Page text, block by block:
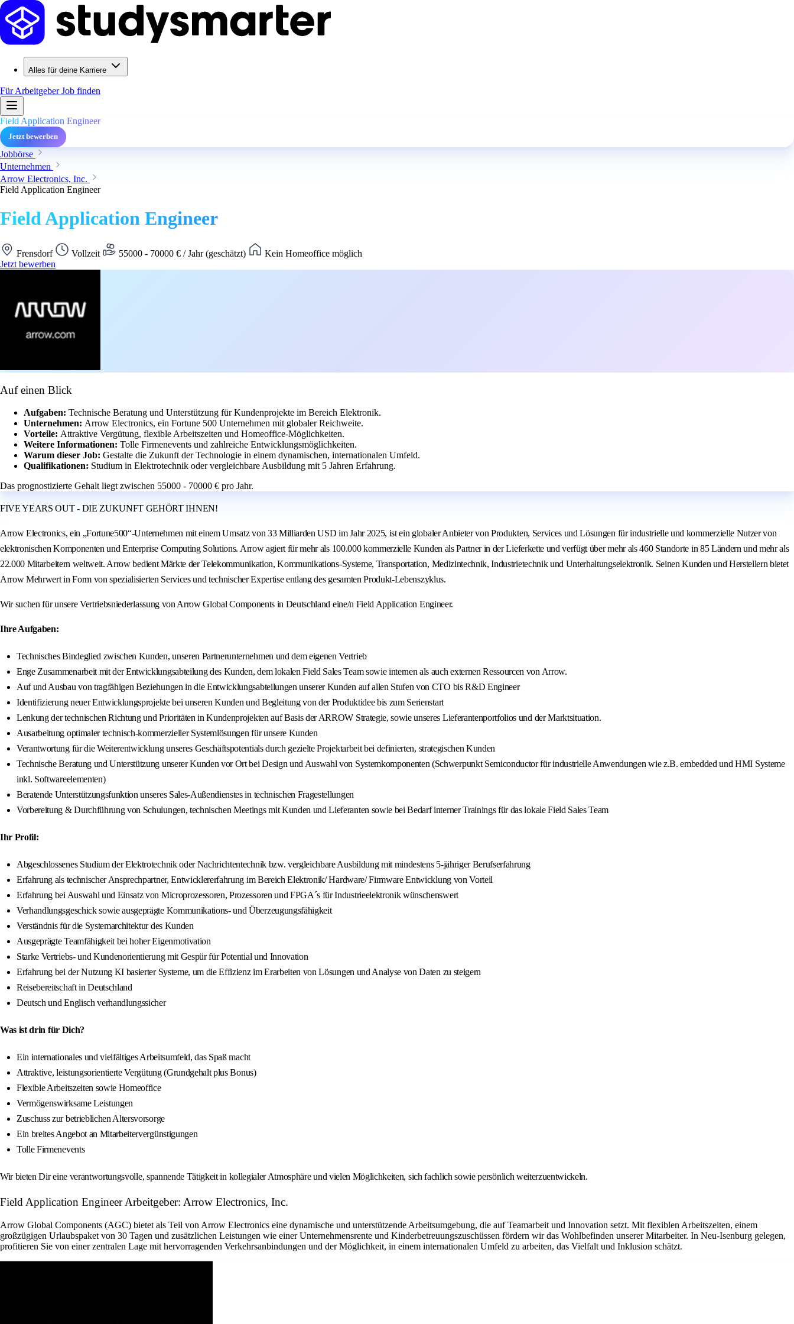
Alles für deine Karriere
Für ArbeitgeberJob finden
Field Application Engineer
Jetzt bewerben
Jobbörse
Unternehmen
Arrow Electronics, Inc.
Field Application Engineer
Field Application Engineer
Frensdorf Vollzeit 55000 - 70000 € / Jahr (geschätzt)
Kein Homeoffice möglich
Jetzt bewerben
Auf einen Blick
Aufgaben: Technische Beratung und Unterstützung für Kundenprojekte im Bereich Elektronik.
Unternehmen: Arrow Electronics, ein Fortune 500 Unternehmen mit globaler Reichweite.
Vorteile: Attraktive Vergütung, flexible Arbeitszeiten und Homeoffice-Möglichkeiten.
Weitere Informationen: Tolle Firmenevents und zahlreiche Entwicklungsmöglichkeiten.
Warum dieser Job: Gestalte die Zukunft der Technologie in einem dynamischen, internationalen Umfeld.
Qualifikationen: Studium in Elektrotechnik oder vergleichbare Ausbildung mit 5 Jahren Erfahrung.
Das prognostizierte Gehalt liegt zwischen 55000 - 70000 € pro Jahr.
FIVE YEARS OUT - DIE ZUKUNFT GEHÖRT IHNEN!
Arrow Electronics, ein „Fortune500“-Unternehmen mit einem Umsatz von 33 Milliarden USD im Jahr 2025, ist ein globaler Anbieter von Produkten, Services und Lösungen für industrielle und kommerzielle Nutzer von
elektronischen Komponenten und Enterprise Computing Solutions. Arrow agiert für mehr als 100.000 kommerzielle Kunden als Partner in der Lieferkette und verfügt über mehr als 460 Standorte in 85 Ländern und mehr als
22.000 Mitarbeitern weltweit. Arrow bedient Märkte der Telekommunikation, Kommunikations-Systeme, Transportation, Medizintechnik, Industrietechnik und Unterhaltungselektronik. Seinen Kunden und Herstellern bietet
Arrow Mehrwert in Form von spezialisierten Services und technischer Expertise entlang des gesamten Produkt-Lebenszyklus.
Wir suchen für unsere Vertriebsniederlassung von Arrow Global Components in Deutschland eine/n Field Application Engineer.
Ihre Aufgaben:
Technisches Bindeglied zwischen Kunden, unseren Partnerunternehmen und dem eigenen Vertrieb
Enge Zusammenarbeit mit der Entwicklungsabteilung des Kunden, dem lokalen Field Sales Team sowie internen als auch externen Ressourcen von Arrow.
Auf und Ausbau von tragfähigen Beziehungen in die Entwicklungsabteilungen unserer Kunden auf allen Stufen von CTO bis R&D Engineer
Identifizierung neuer Entwicklungsprojekte bei unseren Kunden und Begleitung von der Produktidee bis zum Serienstart
Lenkung der technischen Richtung und Prioritäten in Kundenprojekten auf Basis der ARROW Strategie, sowie unseres Lieferantenportfolios und der Marktsituation.
Ausarbeitung optimaler technisch-kommerzieller Systemlösungen für unsere Kunden
Verantwortung für die Weiterentwicklung unseres Geschäftspotentials durch gezielte Projektarbeit bei definierten, strategischen Kunden
Technische Beratung und Unterstützung unserer Kunden vor Ort bei Design und Auswahl von Systemkomponenten (Schwerpunkt Semiconductor für industrielle Anwendungen wie z.B. embedded und HMI Systeme
inkl. Softwareelementen)
Beratende Unterstützungsfunktion unseres Sales-Außendienstes in technischen Fragestellungen
Vorbereitung & Durchführung von Schulungen, technischen Meetings mit Kunden und Lieferanten sowie bei Bedarf interner Trainings für das lokale Field Sales Team
Ihr Profil:
Abgeschlossenes Studium der Elektrotechnik oder Nachrichtentechnik bzw. vergleichbare Ausbildung mit mindestens 5-jähriger Berufserfahrung
Erfahrung als technischer Ansprechpartner, Entwicklererfahrung im Bereich Elektronik/ Hardware/ Firmware Entwicklung von Vorteil
Erfahrung bei Auswahl und Einsatz von Microprozessoren, Prozessoren und FPGA´s für Industrieelektronik wünschenswert
Verhandlungsgeschick sowie ausgeprägte Kommunikations- und Überzeugungsfähigkeit
Verständnis für die Systemarchitektur des Kunden
Ausgeprägte Teamfähigkeit bei hoher Eigenmotivation
Starke Vertriebs- und Kundenorientierung mit Gespür für Potential und Innovation
Erfahrung bei der Nutzung KI basierter Systeme, um die Effizienz im Erarbeiten von Lösungen und Analyse von Daten zu steigern
Reisebereitschaft in Deutschland
Deutsch und Englisch verhandlungssicher
Was ist drin für Dich?
Ein internationales und vielfältiges Arbeitsumfeld, das Spaß macht
Attraktive, leistungsorientierte Vergütung (Grundgehalt plus Bonus)
Flexible Arbeitszeiten sowie Homeoffice
Vermögenswirksame Leistungen
Zuschuss zur betrieblichen Altersvorsorge
Ein breites Angebot an Mitarbeitervergünstigungen
Tolle Firmenevents
Wir bieten Dir eine verantwortungsvolle, spannende Tätigkeit in kollegialer Atmosphäre und vielen Möglichkeiten, sich fachlich sowie persönlich weiterzuentwickeln.
Field Application Engineer Arbeitgeber: Arrow Electronics, Inc.
Arrow Global Components (AGC) bietet als Teil von Arrow Electronics eine dynamische und unterstützende Arbeitsumgebung, die auf Teamarbeit und Innovation setzt. Mit flexiblen Arbeitszeiten, einem
großzügigen Urlaubspaket von 30 Tagen und zusätzlichen Leistungen wie einer Unternehmensrente und Kinderbetreuungszuschüssen fördern wir das Wohlbefinden unserer Mitarbeiter. In Neu-Isenburg gelegen,
profitieren Sie von einer zentralen Lage mit hervorragenden Verkehrsanbindungen und der Möglichkeit, in einem internationalen Umfeld zu arbeiten, das Vielfalt und Inklusion schätzt.